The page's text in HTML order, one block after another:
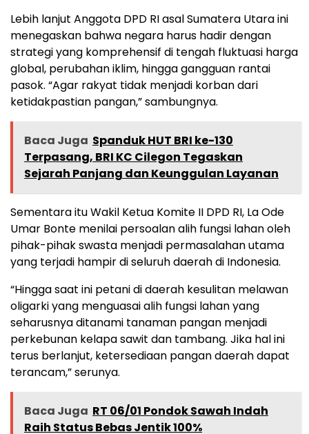
Lebih lanjut Anggota DPD RI asal Sumatera Utara ini
menegaskan bahwa negara harus hadir dengan
strategi yang komprehensif di tengah fluktuasi harga
global, perubahan iklim, hingga gangguan rantai
pasok. “Agar rakyat tidak menjadi korban dari
ketidakpastian pangan,” sambungnya.
Baca Juga Spanduk HUT BRI ke-130
Terpasang, BRI KC Cilegon Tegaskan
Sejarah Panjang dan Keunggulan Layanan
Sementara itu Wakil Ketua Komite II DPD RI, La Ode
Umar Bonte menilai persoalan alih fungsi lahan oleh
pihak-pihak swasta menjadi permasalahan utama
yang terjadi hampir di seluruh daerah di Indonesia.
“Hingga saat ini petani di daerah kesulitan melawan
oligarki yang menguasai alih fungsi lahan yang
seharusnya ditanami tanaman pangan menjadi
perkebunan kelapa sawit dan tambang. Jika hal ini
terus berlanjut, ketersediaan pangan daerah dapat
terancam,” serunya.
Baca Juga RT 06/01 Pondok Sawah Indah
Raih Status Bebas Jentik 100%